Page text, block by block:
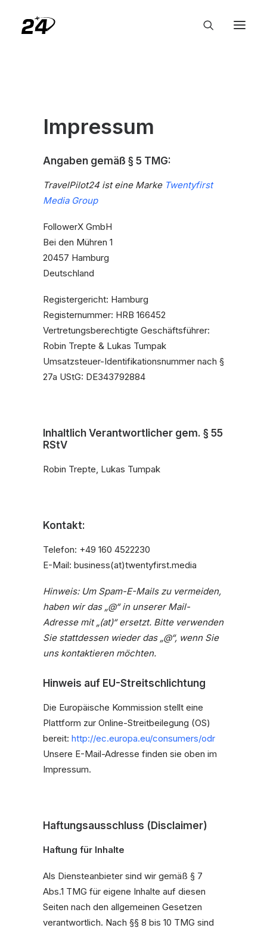
Impressum
Angaben gemäß § 5 TMG:
TravelPilot24 ist eine Marke Twentyfirst
Media Group
FollowerX GmbH
Bei den Mühren 1
20457 Hamburg
Deutschland
Registergericht: Hamburg
Registernummer: HRB 166452
Vertretungsberechtigte Geschäftsführer:
Robin Trepte & Lukas Tumpak
Umsatzsteuer-Identifikationsnummer nach §
27a UStG: DE343792884
Inhaltlich Verantwortlicher gem. § 55
RStV
Robin Trepte, Lukas Tumpak
Kontakt:
Telefon: +49 160 4522230
E-Mail: business(at)twentyfirst.media
Hinweis: Um Spam-E-Mails zu vermeiden,
haben wir das „@“ in unserer Mail-
Adresse mit „(at)“ ersetzt. Bitte verwenden
Sie stattdessen wieder das „@“, wenn Sie
uns kontaktieren möchten.
Hinweis auf EU-Streitschlichtung
Die Europäische Kommission stellt eine
Plattform zur Online-Streitbeilegung (OS)
bereit: http://ec.europa.eu/consumers/odr
Unsere E-Mail-Adresse finden sie oben im
Impressum.
Haftungsausschluss (Disclaimer)
Haftung für Inhalte
Als Diensteanbieter sind wir gemäß § 7
Abs.1 TMG für eigene Inhalte auf diesen
Seiten nach den allgemeinen Gesetzen
verantwortlich. Nach §§ 8 bis 10 TMG sind